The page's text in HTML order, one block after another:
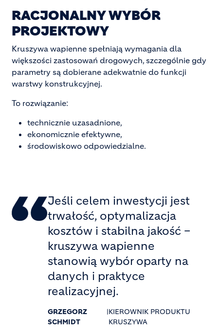
RACJONALNY WYBÓR
PROJEKTOWY
Kruszywa wapienne spełniają wymagania dla
większości zastosowań drogowych, szczególnie gdy
parametry są dobierane adekwatnie do funkcji
warstwy konstrukcyjnej.
To rozwiązanie:
technicznie uzasadnione,
ekonomicznie efektywne,
środowiskowo odpowiedzialne.
Jeśli celem inwestycji jest
trwałość, optymalizacja
kosztów i stabilna jakość –
kruszywa wapienne
stanowią wybór oparty na
danych i praktyce
realizacyjnej.
GRZEGORZ
SCHMIDT
|KIEROWNIK PRODUKTU
KRUSZYWA